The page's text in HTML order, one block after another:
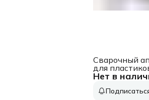
Нет в
Сварочный
для
труб Ресанта
Тмакс.:300